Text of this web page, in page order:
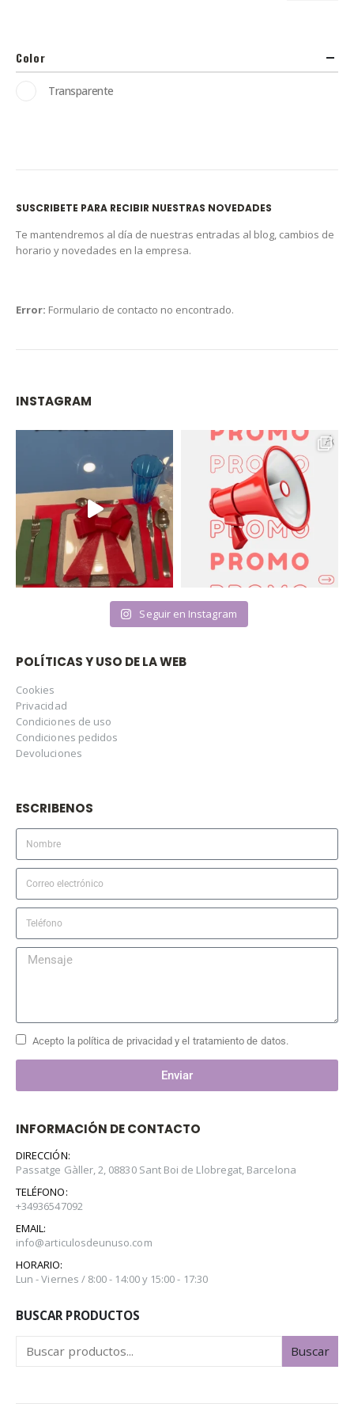
Color
Transparente
SUSCRIBETE PARA RECIBIR NUESTRAS NOVEDADES
Te mantendremos al día de nuestras entradas al blog, cambios de
horario y novedades en la empresa.
Error: Formulario de contacto no encontrado.
INSTAGRAM
Seguir en Instagram
POLÍTICAS Y USO DE LA WEB
Cookies
Privacidad
Condiciones de uso
Condiciones pedidos
Devoluciones
ESCRIBENOS
Acepto la política de privacidad y el tratamiento de datos.
Enviar
INFORMACIÓN DE CONTACTO
DIRECCIÓN:
Passatge Gàller, 2, 08830 Sant Boi de Llobregat, Barcelona
TELÉFONO:
+34936547092
EMAIL:
info@articulosdeunuso.com
HORARIO:
Lun - Viernes / 8:00 - 14:00 y 15:00 - 17:30
BUSCAR PRODUCTOS
Buscar